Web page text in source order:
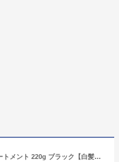
【半額】染まルン♪ヘアカラートリートメント 220g ブラック【白髪用】【1世帯様3個まで】白髪染め カラートリートメント ヘアカラー ノンシリコン ノンジアミン アミノ酸配合 女性用